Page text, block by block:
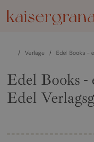
/ Verlage / Edel Books -
Edel Books -
Edel